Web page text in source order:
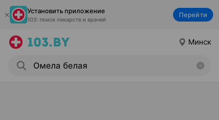
Установить приложение
103: поиск лекарств и врачей
Перейти
Минск